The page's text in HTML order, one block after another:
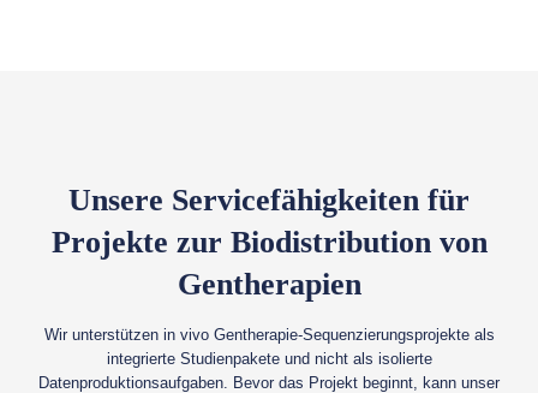
Unsere Servicefähigkeiten für
Projekte zur Biodistribution von
Gentherapien
Wir unterstützen in vivo Gentherapie-Sequenzierungsprojekte als
integrierte Studienpakete und nicht als isolierte
Datenproduktionsaufgaben. Bevor das Projekt beginnt, kann unser